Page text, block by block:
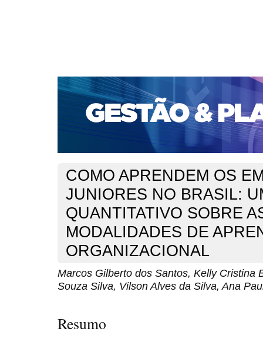
CAPA SOBRE ACESSO CADASTRO
PORTAL DE REVISTAS DA UNIFACS
SUBMISSÕES
PARA SUBMISSÃO DE ARTIGOS
TUTORIAL PARA
Capa dos Santos
COMO APRENDEM OS
JUNIORES NO BRASIL:
QUANTITATIVO SOBRE
MODALIDADES DE
ORGANIZACIONAL
Marcos Gilberto dos Santos, Kelly Cristina
Souza Silva, Vilson Alves da Silva, Ana
Resumo